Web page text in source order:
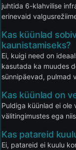
juhtida 6-klahvilise
erinevaid
Kas küünlad
kaunistamiseks?
Ei, kuigi need on
kasutada ka muudes
sünnipäevad, pulmad
Kas küünlad on
Puldiga küünlad ei ole
välitingimustes ega
Kas patareid
Ei, patareid ei kuulu